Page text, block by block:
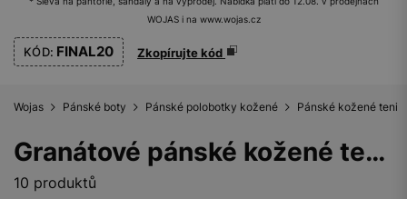
WOJAS i na www.wojas.cz
KÓD: FINAL20 Zkopírujte kód
Wojas Pánské boty Pánské polobotky kožené Pánské kožené
Granátové pánské kožené tenisky
10 produktů